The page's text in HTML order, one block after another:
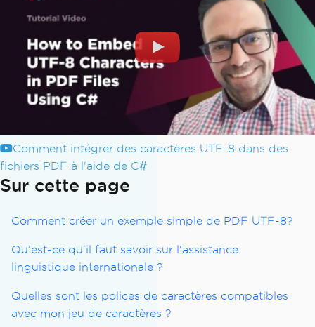
Comment intégrer des caractères UTF-8 dans des
fichiers PDF à l'aide de C#
Sur cette page
Comment créer un exemple simple de PDF UTF-8?
Qu'est-ce qu'il faut savoir sur l'assistance
linguistique internationale ?
Quelles sont les polices de caractères compatibles
avec mon jeu de caractères ?